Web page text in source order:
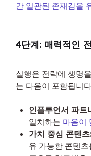
간 일관된 존재감을
4단계: 매력적인
실행은 전략에 생명
는 다음이 포함됩니
인플루언서 파트
일치하는 마음이
가치 중심 콘텐츠:
유 가능한 콘텐